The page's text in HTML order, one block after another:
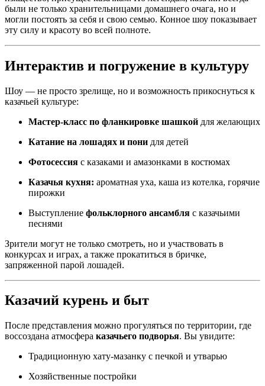
были не только хранительницами домашнего очага, но и
могли постоять за себя и свою семью. Конное шоу показывает
эту силу и красоту во всей полноте.
Интерактив и погружение в культуру
Шоу — не просто зрелище, но и возможность прикоснуться к
казачьей культуре:
Мастер-класс по фланкировке шашкой для желающих
Катание на лошадях и пони для детей
Фотосессия с казаками и амазонками в костюмах
Казачья кухня: ароматная уха, каша из котелка, горячие
пирожки
Выступление фольклорного ансамбля с казачьими
песнями
Зрители могут не только смотреть, но и участвовать в
конкурсах и играх, а также прокатиться в бричке,
запряженной парой лошадей.
Казачий курень и быт
После представления можно прогуляться по территории, где
воссоздана атмосфера казачьего подворья. Вы увидите:
Традиционную хату-мазанку с печкой и утварью
Хозяйственные постройки